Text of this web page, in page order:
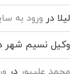
لیلا در ورود به
وکیل نسیم شهر